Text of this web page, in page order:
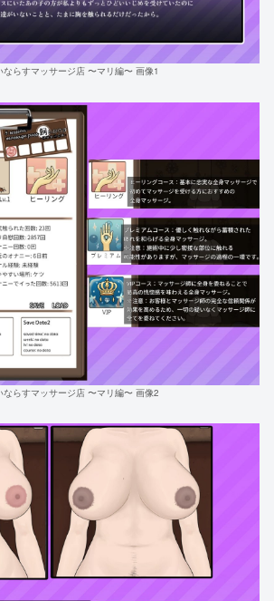
ならすマッサージ店 〜マリ編〜 画像1
ならすマッサージ店 〜マリ編〜 画像2